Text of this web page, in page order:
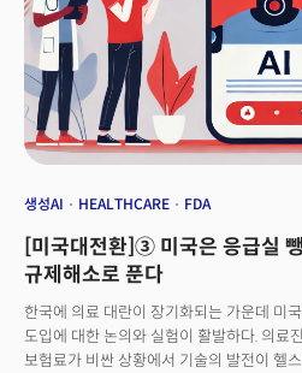
생성AI HEALTHCARE FDA
[미국대전환]③ 미국은 응급실
규제해소로 푼다
한국에 의료 대란이 장기화되는 가운데 미
도입에 대한 논의와 실험이 활발하다. 의료
보험료가 비싼 상황에서 기술의 발전이 헬